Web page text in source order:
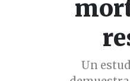
Un